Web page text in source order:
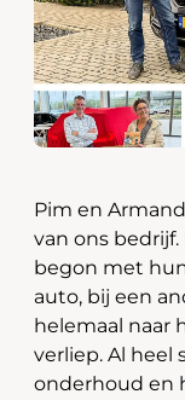
Contact
Pim en
van ons
begon met
auto, bij een
helemaal naar
verliep. Al heel
onderhoud en